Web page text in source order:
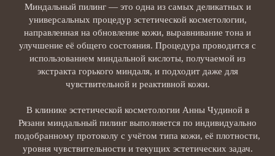
Миндальный пилинг — это одна из самых деликатных и
универсальных процедур эстетической косметологии,
направленная на обновление кожи, выравнивание тона и
улучшение её общего состояния. Процедура проводится с
использованием миндальной кислоты, получаемой из
экстракта горького миндаля, и подходит даже для
чувствительной и реактивной кожи.
В клинике эстетической косметологии Анны Чудиной в
Рязани миндальный пилинг выполняется по индивидуально
подобранному протоколу с учётом типа кожи, её плотности,
уровня чувствительности и текущих эстетических задач.